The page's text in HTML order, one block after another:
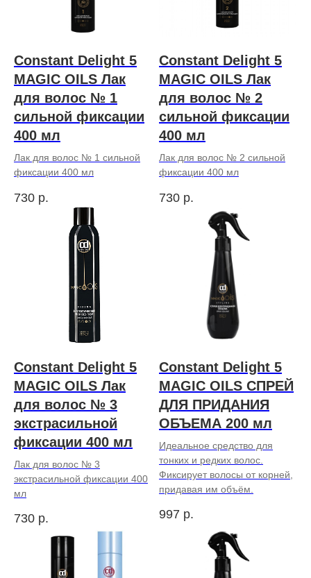
Constant Delight 5
MAGIC OILS Лак
для волос № 1
сильной фиксации
400 мл
Лак для волос № 1 сильной
фиксации 400 мл
730 р.
Constant Delight 5
MAGIC OILS Лак
для волос № 2
сильной фиксации
400 мл
Лак для волос № 2 сильной
фиксации 400 мл
730 р.
Constant Delight 5
MAGIC OILS Лак
для волос № 3
экстрасильной
фиксации 400 мл
Лак для волос № 3
экстрасильной фиксации 400
мл
730 р.
Constant Delight 5
MAGIC OILS СПРЕЙ
ДЛЯ ПРИДАНИЯ
ОБЪЕМА 200 мл
Идеальное средство для
тонких и редких волос.
Фиксирует волосы от корней,
придавая им объём.
997 р.